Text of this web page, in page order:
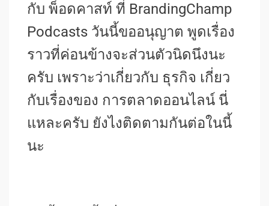
กับ พ็อดคาสท์ ที่ BrandingChamp
Podcasts วันนี้ขออนุญาต พูดเรื่อง
ราวที่ค่อนข้างจะส่วนตัวนิดนึงนะ
ครับ เพราะว่าเกี่ยวกับ ธุรกิจ เกี่ยว
กับเรื่องของ การตลาดออนไลน์ นี่
แหละครับ ยังไงติดตามกันต่อในนี้
นะ